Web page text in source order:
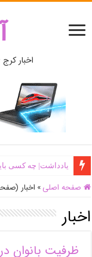
اخبار
یادداشت| ‌چه کسی
اَبَر‌ویلای شخص
صفحه اصلی » اخبار (صفحه
اخبار
ظرفیت بانوان